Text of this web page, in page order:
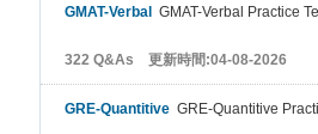
GMAT-Verbal GMAT-Verbal Practice
322 Q&As 更新時間:04-08-2026
GRE-Quantitive GRE-Quantitive